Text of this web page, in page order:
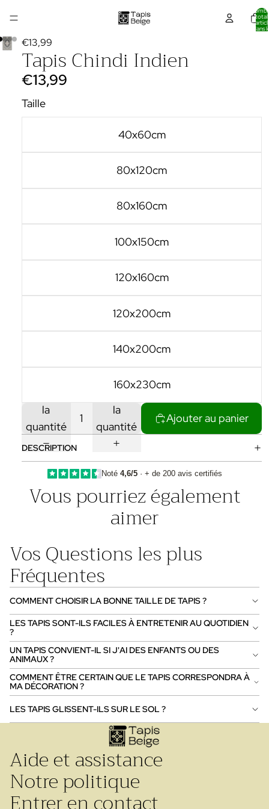
total
dans
€13,99
Tapis Chindi Indien
€13,99
Taille
40x60cm
80x120cm
80x160cm
100x150cm
120x160cm
120x200cm
140x200cm
160x230cm
la
quantité
Augmenter
la
quantité
Ajouter au panier
DESCRIPTION
Noté 4,6/5· + de 200 avis certifiés
Vous pourriez également
aimer
Vos Questions les plus
Fréquentes
COMMENT CHOISIR LA BONNE TAILLE DE TAPIS ?
LES TAPIS SONT-ILS FACILES À ENTRETENIR AU QUOTIDIEN
?
UN TAPIS CONVIENT-IL SI J'AI DES ENFANTS OU DES
ANIMAUX ?
COMMENT ÊTRE CERTAIN QUE LE TAPIS CORRESPONDRA À
MA DÉCORATION ?
LES TAPIS GLISSENT-ILS SUR LE SOL ?
Aide et assistance
Notre politique